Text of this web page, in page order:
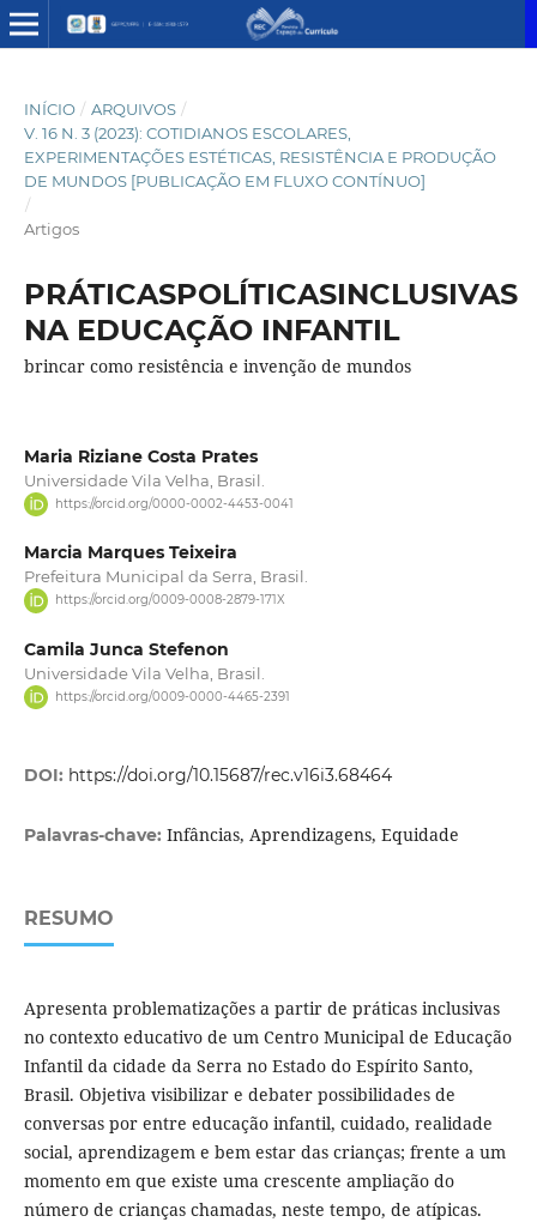
INÍCIO / ARQUIVOS /
V. 16 N. 3 (2023): COTIDIANOS ESCOLARES,
EXPERIMENTAÇÕES ESTÉTICAS, RESISTÊNCIA E PRODUÇÃO
DE MUNDOS [PUBLICAÇÃO EM FLUXO CONTÍNUO]
/
Artigos
PRÁTICASPOLÍTICASINCLUSIVAS
NA EDUCAÇÃO INFANTIL
brincar como resistência e invenção de mundos
Maria Riziane Costa Prates
Universidade Vila Velha, Brasil.
https://orcid.org/0000-0002-4453-0041
Marcia Marques Teixeira
Prefeitura Municipal da Serra, Brasil.
https://orcid.org/0009-0008-2879-171X
Camila Junca Stefenon
Universidade Vila Velha, Brasil.
https://orcid.org/0009-0000-4465-2391
DOI: https://doi.org/10.15687/rec.v16i3.68464
Palavras-chave: Infâncias, Aprendizagens, Equidade
RESUMO
Apresenta problematizações a partir de práticas inclusivas
no contexto educativo de um Centro Municipal de Educação
Infantil da cidade da Serra no Estado do Espírito Santo,
Brasil. Objetiva visibilizar e debater possibilidades de
conversas por entre educação infantil, cuidado, realidade
social, aprendizagem e bem estar das crianças; frente a um
momento em que existe uma crescente ampliação do
número de crianças chamadas, neste tempo, de atípicas.